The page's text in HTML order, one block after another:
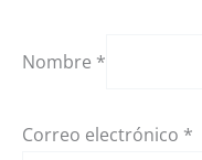
Nombre *
Correo electrónico *